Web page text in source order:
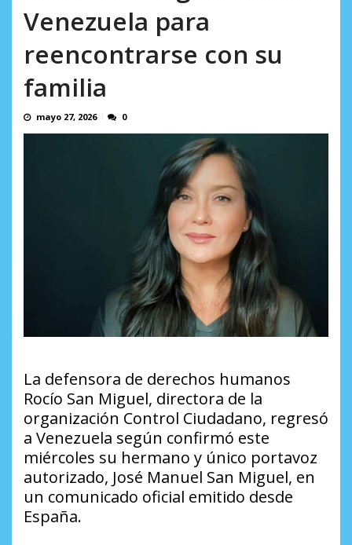
AGOSTO 6, 2026
Venezuela para
reencontrarse con su
familia
mayo 27, 2026 0
La defensora de derechos humanos
Rocío San Miguel, directora de la
organización Control Ciudadano, regresó
a Venezuela según confirmó este
miércoles su hermano y único portavoz
autorizado, José Manuel San Miguel, en
un comunicado oficial emitido desde
España.